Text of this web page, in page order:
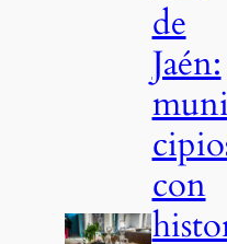
de
Jaén:
con